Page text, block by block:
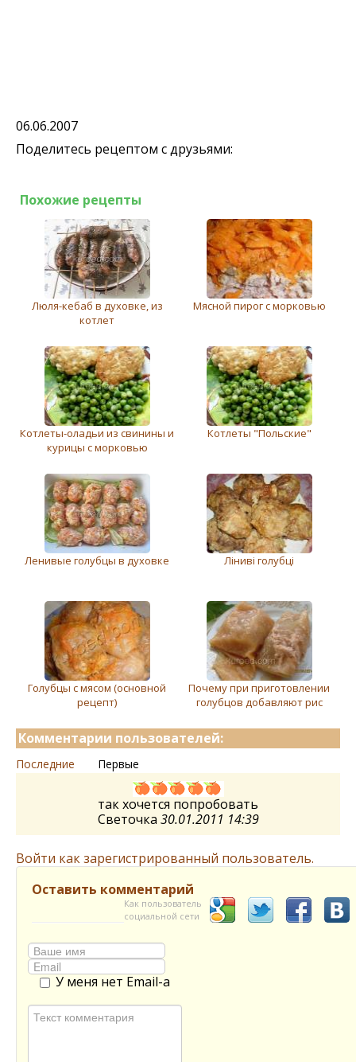
06.06.2007
Поделитесь рецептом с друзьями:
Похожие рецепты
Люля-кебаб в духовке, из
котлет
Мясной пирог с морковью
Котлеты-оладьи из свинины и
курицы с морковью
Котлеты "Польские"
Ленивые голубцы в духовке Ліниві голубці
Голубцы с мясом (основной
рецепт)
Почему при приготовлении
голубцов добавляют рис
Комментарии пользователей:
Последние Первые
так хочется попробовать
Светочка 30.01.2011 14:39
Войти как зарегистрированный пользователь.
Оставить комментарий
Как пользователь
социальной сети
У меня нет Email-а